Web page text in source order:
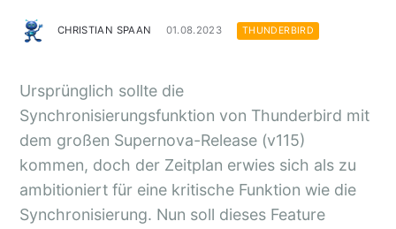
CHRISTIAN SPAAN 01.08.2023 THUNDERBIRD
Ursprünglich sollte die
Synchronisierungsfunktion von Thunderbird mit
dem großen Supernova-Release (v115)
kommen, doch der Zeitplan erwies sich als zu
ambitioniert für eine kritische Funktion wie die
Synchronisierung. Nun soll dieses Feature